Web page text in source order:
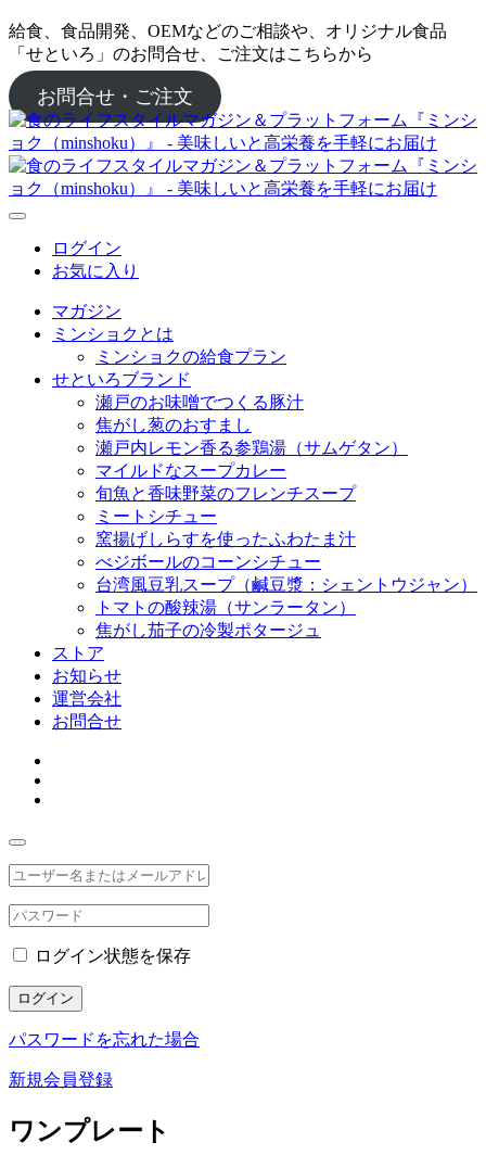
給食、食品開発、OEMなどのご相談や、オリジナル食品
「せといろ」のお問合せ、ご注文はこちらから
お問合せ・ご注文
ログイン
お気に入り
マガジン
ミンショクとは
ミンショクの給食プラン
せといろブランド
瀬戸のお味噌でつくる豚汁
焦がし葱のおすまし
瀬戸内レモン香る参鶏湯（サムゲタン）
マイルドなスープカレー
旬魚と香味野菜のフレンチスープ
ミートシチュー
窯揚げしらすを使ったふわたま汁
べジボールのコーンシチュー
台湾風豆乳スープ（鹹豆漿：シェントウジャン）
トマトの酸辣湯（サンラータン）
焦がし茄子の冷製ポタージュ
ストア
お知らせ
運営会社
お問合せ
ログイン状態を保存
ログイン
パスワードを忘れた場合
新規会員登録
ワンプレート